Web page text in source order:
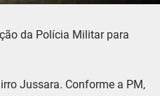
da Polícia Militar para
Jussara. Conforme a PM,